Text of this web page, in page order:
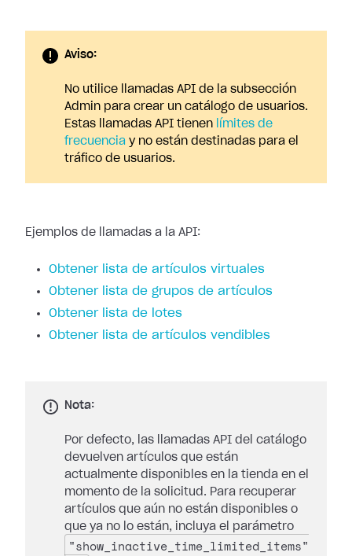
Aviso:
No utilice llamadas API de la subsección
Admin para crear un catálogo de usuarios.
Estas llamadas API tienen
límites de
frecuencia y no están destinadas para el
tráfico de usuarios.
Ejemplos de llamadas a la API:
Obtener lista de artículos virtuales
Obtener lista de grupos de artículos
Obtener lista de lotes
Obtener lista de artículos vendibles
Nota:
Por defecto, las llamadas API del catálogo
devuelven artículos que están
actualmente disponibles en la tienda en el
momento de la solicitud. Para recuperar
artículos que aún no están disponibles o
que ya no lo están, incluya el parámetro
"show_inactive_time_limited_items"